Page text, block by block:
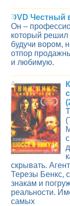
3
DVD Честный
Он –
который решил
будучи вором,
отпор
и любимую.
4
скрывать.
Терезы Бенкс,
знакам и
реальности.
самых